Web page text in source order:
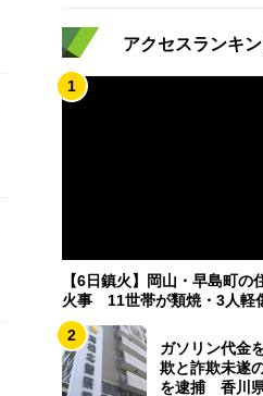
アクセスランキ
1
【6日鎮火】岡山・早島町の
火事 11世帯が類焼・3人軽
2
ガソリン代金
欺と詐欺未遂
を逮捕 香川